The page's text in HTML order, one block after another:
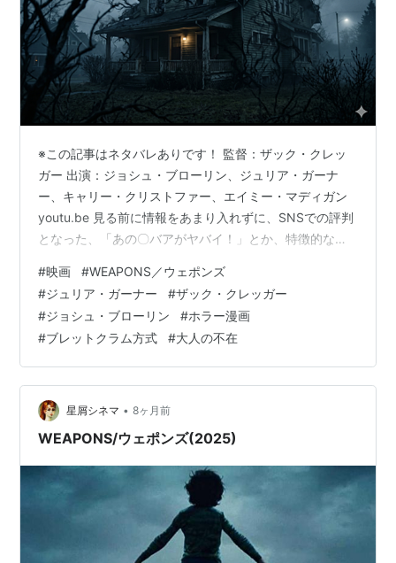
※この記事はネタバレありです！ 監督：ザック・クレッ
ガー 出演：ジョシュ・ブローリン、ジュリア・ガーナ
ー、キャリー・クリストファー、エイミー・マディガン
youtu.be 見る前に情報をあまり入れずに、SNSでの評判
となった、「あの〇バアがヤバイ！」とか、特徴的なポ
れてなかったので、まさかあのジュリア・ガーナーさん
が出演していたのは驚きでした。彼女、どっちかという
と真面目な映画に出ているイメージがあったので。とは
言っても「アシスタント」と「ロイヤルホテル」しか見
ていないからそう思ったんでしょうけども。 で、筋立て
としては、アメリカのとある小さな…
#映画 #WEAPONS／ウェポンズ
#ジュリア・ガーナー #ザック・クレッガー
#ジョシュ・ブローリン #ホラー漫画
#ブレットクラム方式 #大人の不在
星屑シネマ • 8ヶ月前
WEAPONS/ウェポンズ(2025)